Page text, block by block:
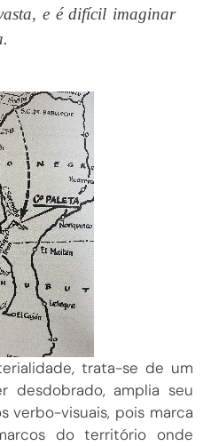
e é difícil imaginar
trata-se de um
desdobrado, amplia seu
verbo-visuais, pois marca
do território onde